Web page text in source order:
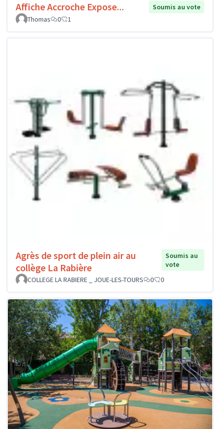
Affiche Accroche Expose...
Soumis au vote
Thomas
0 1
Agrès de sport de plein air au
collège La Rabière
Soumis au
vote
COLLEGE LA RABIERE _ JOUE-LES-TOURS
0 0